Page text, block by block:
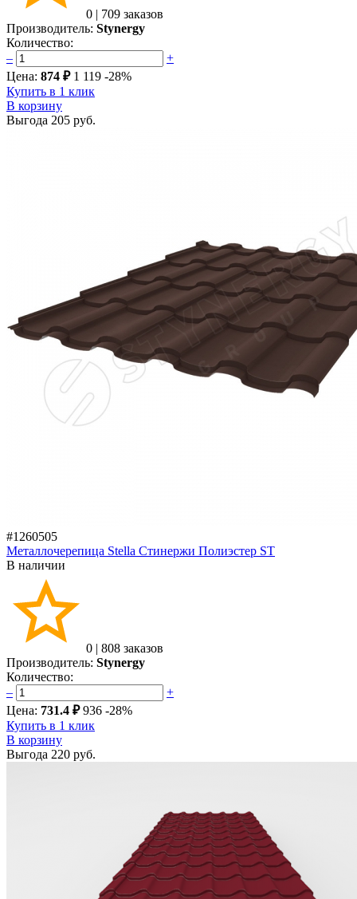
0 | 709 заказов
Производитель: Stynergy
Количество:
–
+
Цена: 874 ₽ 1 119 -28%
Купить в 1 клик
В корзину
Выгода 205 руб.
#1260505
Металлочерепица Stella Стинержи Полиэстер ST
В наличии
0 | 808 заказов
Производитель: Stynergy
Количество:
–
+
Цена: 731.4 ₽ 936 -28%
Купить в 1 клик
В корзину
Выгода 220 руб.